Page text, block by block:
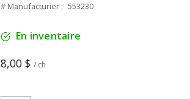
# Manufacturier : 553230
En inventaire
8,00 $ / ch